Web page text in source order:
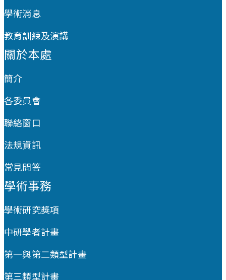
學術消息
教育訓練及演講
關於本處
簡介
各委員會
聯絡窗口
法規資訊
常見問答
學術事務
學術研究獎項
中研學者計畫
第一與第二類型計畫
第三類型計畫